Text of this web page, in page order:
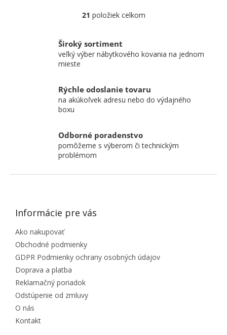
Ovládacie prvky výpisu
21 položiek celkom
Široký sortiment
veľký výber nábytkového kovania na jednom
mieste
Rýchle odoslanie tovaru
na akúkoľvek adresu nebo do výdajného
boxu
Odborné poradenstvo
pomôžeme s výberom či technickým
problémom
ZÁPÄTIE
Informácie pre vás
Ako nakupovať
Obchodné podmienky
GDPR Podmienky ochrany osobných údajov
Doprava a platba
Reklamačný poriadok
Odstúpenie od zmluvy
O nás
Kontakt